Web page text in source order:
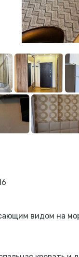
видом на